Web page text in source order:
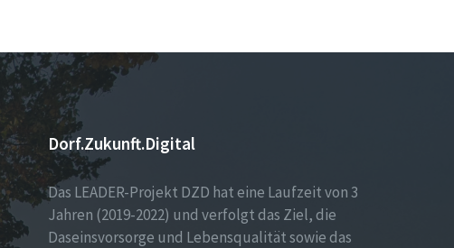
Dorf.Zukunft.Digital
Das LEADER-Projekt DZD hat eine Laufzeit von 3
Jahren (2019-2022) und verfolgt das Ziel, die
Daseinsvorsorge und Lebensqualität sowie das